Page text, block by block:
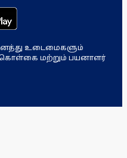
உடைமைகளும்
கொள்கை மற்றும் பயனாளர்